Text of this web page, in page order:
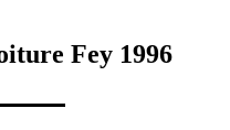
Fey 1996